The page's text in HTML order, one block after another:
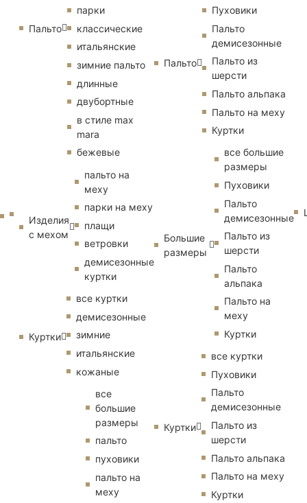
Пальто
парки
классические
итальянские
зимние пальто
длинные
двубортные
в стиле max
mara
бежевые
Изделия
с мехом
пальто на
меху
парки на меху
плащи
ветровки
демисезонные
куртки
Куртки
все куртки
демисезонные
зимние
итальянские
кожаные
все
большие
размеры
пальто
пуховики
пальто на
меху
Пальто
Пуховики
Пальто
демисезонные
Пальто из
шерсти
Пальто альпака
Пальто на меху
Куртки
Большие
размеры
все большие
размеры
Пуховики
Пальто
демисезонные
Пальто из
шерсти
Пальто
альпака
Пальто на
меху
Куртки
Куртки
все куртки
Пуховики
Пальто
демисезонные
Пальто из
шерсти
Пальто альпака
Пальто на меху
Куртки